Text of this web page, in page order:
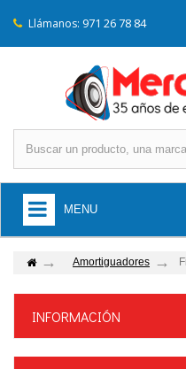
Llámanos: 971 26 78 84
MENU
Amortiguadores
INFORMACIÓN